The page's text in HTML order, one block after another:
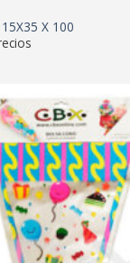
15X35 X 100